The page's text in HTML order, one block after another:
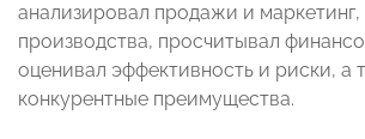
анализировал продажи и маркетинг,
производства, просчитывал
оценивал эффективность и риски, а
конкурентные преимущества.